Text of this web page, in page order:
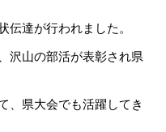
伝達が行われました。
沢山の部活が表彰され県
、県大会でも活躍してき